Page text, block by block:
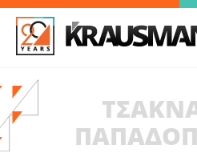
Βρες γρήγορα την